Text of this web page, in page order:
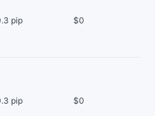
pip $0
pip $0